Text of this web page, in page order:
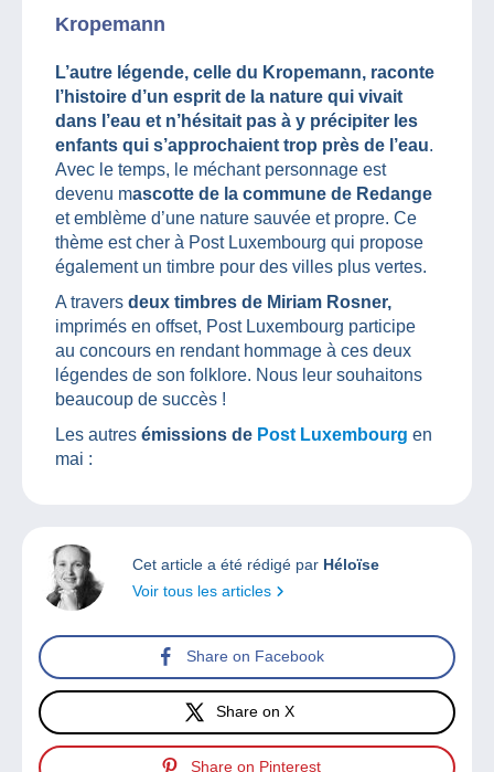
Kropemann
L’autre légende, celle du Kropemann, raconte
l’histoire d’un esprit de la nature qui vivait
dans l’eau et n’hésitait pas à y précipiter les
enfants qui s’approchaient trop près de l’eau.
Avec le temps, le méchant personnage est
devenu mascotte de la commune de Redange
et emblème d’une nature sauvée et propre. Ce
thème est cher à Post Luxembourg qui propose
également un timbre pour des villes plus vertes.
A travers deux timbres de Miriam Rosner,
imprimés en offset, Post Luxembourg participe
au concours en rendant hommage à ces deux
légendes de son folklore. Nous leur souhaitons
beaucoup de succès !
Les autres émissions de Post Luxembourg en
mai :
Cet article a été rédigé par Héloïse
Voir tous les articles
Share on Facebook
Share on X
Share on Pinterest